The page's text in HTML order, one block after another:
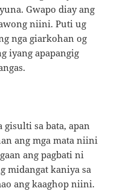
Gwapo diay ang
niini. Puti ug
nga giarkohan og
iyang apapangig
gisulti sa bata, apan
ang mga mata niini
ang pagbati ni
midangat kaniya sa
ang kaaghop niini.